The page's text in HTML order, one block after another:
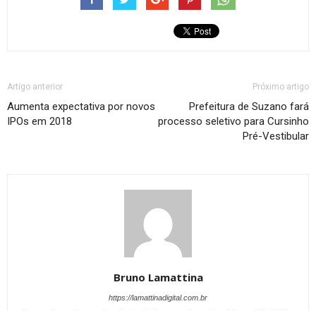
Artigo anterior
Aumenta expectativa por novos
IPOs em 2018
Próximo artigo
Prefeitura de Suzano fará
processo seletivo para Cursinho
Pré-Vestibular
Bruno Lamattina
https://lamattinadigital.com.br